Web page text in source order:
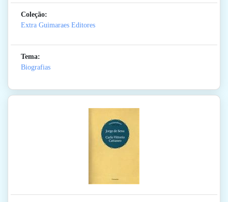
Coleção:
Extra Guimaraes Editores
Tema:
Biografias